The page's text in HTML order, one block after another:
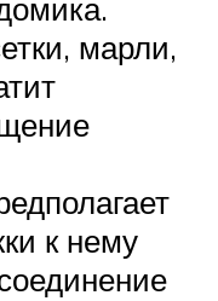
марли,
к нему